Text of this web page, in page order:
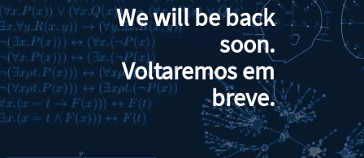
We will be back
soon.
Voltaremos em
breve.